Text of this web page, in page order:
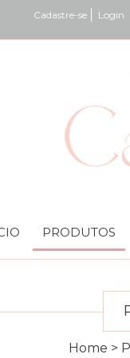
Cadastre-se Login
PRODUTOS
Home >